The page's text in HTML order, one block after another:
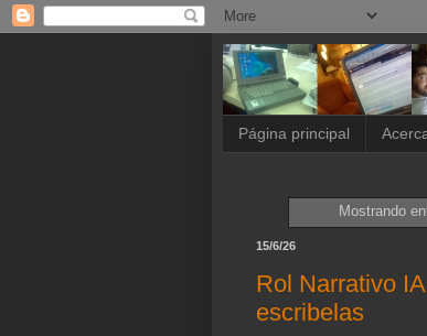
Página principal
Mostrando
15/6/26
Rol Narrativo
escribelas